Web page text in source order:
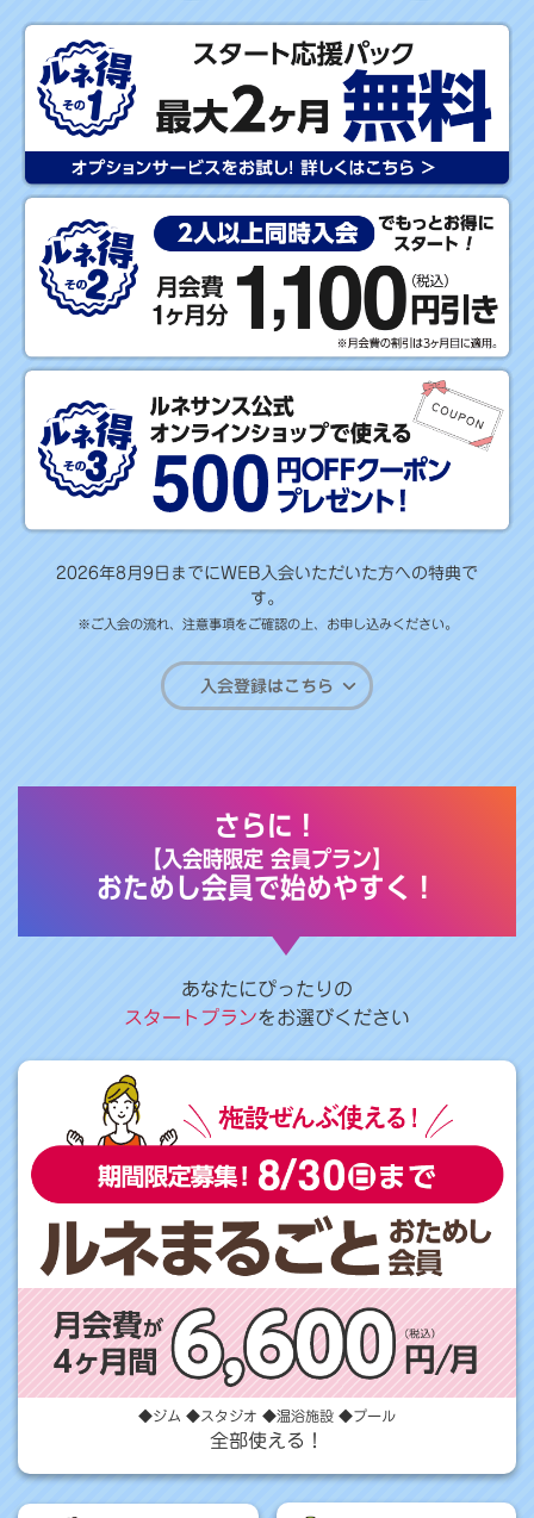
キ
ャ
ン
ペ
ー
ン
2026年8月9日までにWEB入会いただいた方への特典で
す。
※ご入会の流れ、注意事項をご確認の上、お申し込みください。
入会登録はこちら
さらに！
【入会時限定 会員プラン】
おためし会員で始めやすく！
あなたにぴったりの
スタートプランをお選びください
◆ジム ◆スタジオ ◆温浴施設 ◆プール
全部使える！